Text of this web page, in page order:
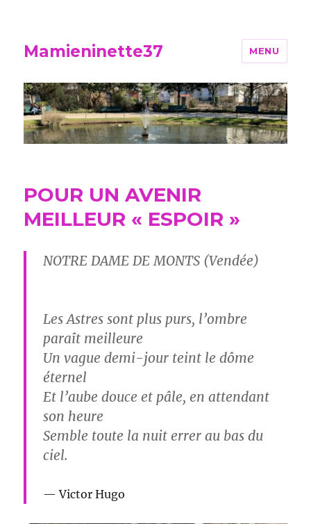
Mamieninette37 MENU
POUR UN AVENIR
MEILLEUR « ESPOIR »
NOTRE DAME DE MONTS (Vendée)
Les Astres sont plus purs, l’ombre
paraît meilleure
Un vague demi-jour teint le dôme
éternel
Et l’aube douce et pâle, en attendant
son heure
Semble toute la nuit errer au bas du
ciel.
Victor Hugo